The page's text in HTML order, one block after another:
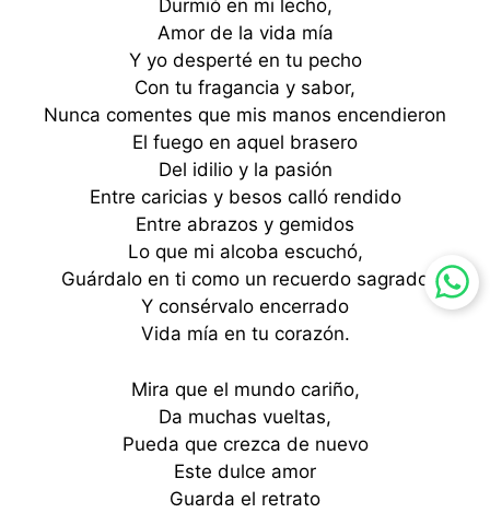
Durmió en mi lecho,
Amor de la vida mía
Y yo desperté en tu pecho
Con tu fragancia y sabor,
Nunca comentes que mis manos encendieron
El fuego en aquel brasero
Del idilio y la pasión
Entre caricias y besos calló rendido
Entre abrazos y gemidos
Lo que mi alcoba escuchó,
Guárdalo en ti como un recuerdo sagrado
Y consérvalo encerrado
Vida mía en tu corazón.
Mira que el mundo cariño,
Da muchas vueltas,
Pueda que crezca de nuevo
Este dulce amor
Guarda el retrato